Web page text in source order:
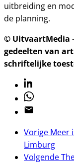
uitbreiding en
de planning.
© UitvaartMedia
gedeelten van
schriftelijke
Linkedin
Whatsapp
Email
Vorige Meer
Limburg
Volgende